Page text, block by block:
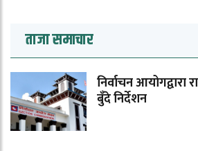
ताजा समाचार
निर्वाचन
बुँदे निर्देशन